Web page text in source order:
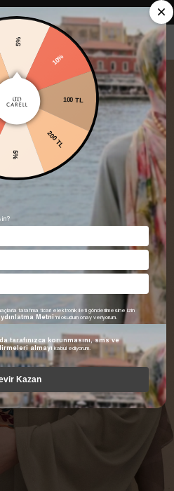
Şimdi Satışta! Hemen keşfet.
200 TL
tarafıma ticari elektronik ileti gönderilmesine izin
Metni 'ni okudum onay veriyorum.
tarafınızca korunmasını, sms ve
almayı
kabul ediyorum.
Kazan